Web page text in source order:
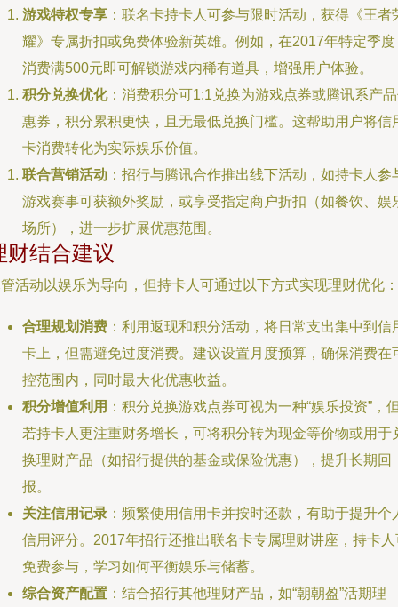
游戏特权专享 ：联名卡持卡人可参与限时活动，获得《王者
耀》专属折扣或免费体验新英雄。例如，在2017年特定季度
消费满500元即可解锁游戏内稀有道具，增强用户体验。
积分兑换优化：消费积分可1:1兑换为游戏点券或腾讯系产
惠券，积分累积更快，且无最低兑换门槛。这帮助用户将信
卡消费转化为实际娱乐价值。
联合营销活动 ：招行与腾讯合作推出线下活动，如持卡人参
游戏赛事可获额外奖励，或享受指定商户折扣（如餐饮、娱
场所），进一步扩展优惠范围。
财结合建议
活动以娱乐为导向，但持卡人可通过以下方式实现理财优化：
合理规划消费 ：利用返现和积分活动，将日常支出集中到信
卡上，但需避免过度消费。建议设置月度预算，确保消费在
控范围内，同时最大化优惠收益。
积分增值利用 ：积分兑换游戏点券可视为一种“娱乐投资”，
若持卡人更注重财务增长，可将积分转为现金等价物或用于
换理财产品（如招行提供的基金或保险优惠），提升长期回
报。
关注信用记录 ：频繁使用信用卡并按时还款，有助于提升个
信用评分。2017年招行还推出联名卡专属理财讲座，持卡人
免费参与，学习如何平衡娱乐与储蓄。
综合资产配置 ：结合招行其他理财产品，如“朝朝盈”活期理